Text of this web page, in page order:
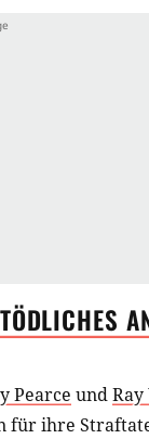
Pearce und
für ihre